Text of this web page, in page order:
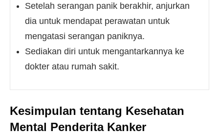
Setelah serangan panik berakhir, anjurkan
dia untuk mendapat perawatan untuk
mengatasi serangan paniknya.
Sediakan diri untuk mengantarkannya ke
dokter atau rumah sakit.
Kesimpulan tentang Kesehatan
Mental Penderita Kanker